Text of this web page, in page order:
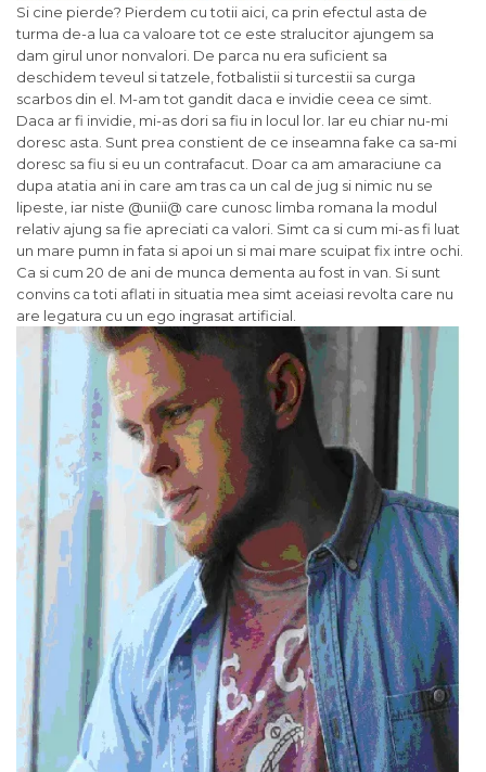
Si cine pierde? Pierdem cu totii aici, ca prin efectul asta de
turma de-a lua ca valoare tot ce este stralucitor ajungem sa
dam girul unor nonvalori. De parca nu era suficient sa
deschidem teveul si tatzele, fotbalistii si turcestii sa curga
scarbos din el. M-am tot gandit daca e invidie ceea ce simt.
Daca ar fi invidie, mi-as dori sa fiu in locul lor. Iar eu chiar nu-mi
doresc asta. Sunt prea constient de ce inseamna fake ca sa-mi
doresc sa fiu si eu un contrafacut. Doar ca am amaraciune ca
dupa atatia ani in care am tras ca un cal de jug si nimic nu se
lipeste, iar niste @unii@ care cunosc limba romana la modul
relativ ajung sa fie apreciati ca valori. Simt ca si cum mi-as fi luat
un mare pumn in fata si apoi un si mai mare scuipat fix intre ochi.
Ca si cum 20 de ani de munca dementa au fost in van. Si sunt
convins ca toti aflati in situatia mea simt aceiasi revolta care nu
are legatura cu un ego ingrasat artificial.